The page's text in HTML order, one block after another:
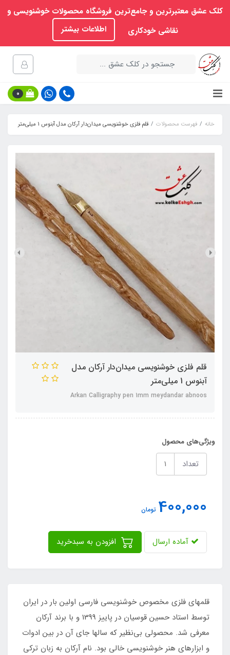
کلک عشق معتبرترین و جامع‌ترین فروشگاه محصولات خوشنویسی و
نقاشی خودکاری
اطلاعات بیشتر
0
خانه فهرست محصولات قلم فلزی خوشنویسی میدان‌دار آرکان مدل آبنوس 1 میلی‌متر
قلم فلزی خوشنویسی میدان‌دار آرکان مدل
آبنوس 1 میلی‌متر
Arkan Calligraphy pen 1mm meydandar abnoos
ویژگی‌های محصول
تعداد
400,000 تومان
آماده ارسال
قلمهای فلزی مخصوص خوشنویسی فارسی اولین بار در ایران
توسط استاد حسین قوسیان در پاییز 1399 و با برند آرکان
معرفی شد. محصولی بی‌نظیر که سالها جای آن در بین ادوات
و ابزارهای هنر خوشنویسی خالی بود. نام آرکان به زبان ترکی